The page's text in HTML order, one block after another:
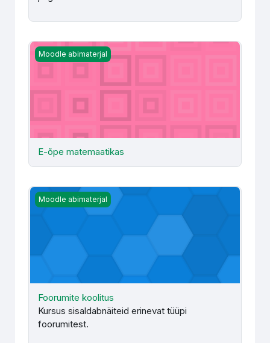
E-õpe matemaatikas
Moodle abimaterjal
E-õpe matemaatikas
Foorumite koolitus
Moodle abimaterjal
Foorumite koolitus
Kursus sisaldabnäiteid erinevat tüüpi
foorumitest.